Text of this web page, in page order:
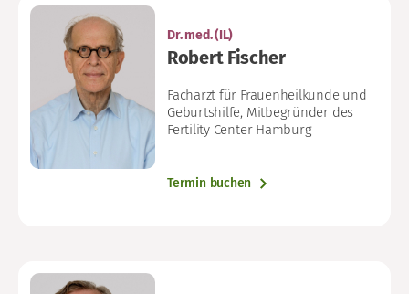
Dr. med. (IL)
Robert Fischer
Facharzt für Frauenheilkunde und
Geburtshilfe, Mitbegründer des
Fertility Center Hamburg
Termin buchen